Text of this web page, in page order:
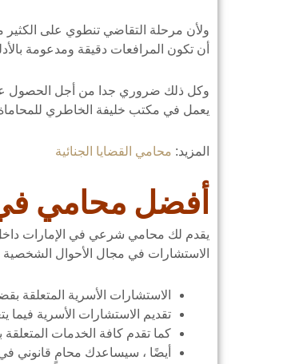
ولأن مرحلة التقاضي تنطوي على الكثير
أن تكون المرافعات دقيقة ومدعومة
وكل ذلك ضروري جدا من أجل الحصول
يعمل في مكتب خليفة الخاطري للمحاماة
المزيد: محامي القضايا الجنائية
أفضل محامي في
يقدم لك محامي شرعي في الإمارات داخل
الاستشارات في مجال الأحوال الشخصية
الاستشارات الأسرية المتعلقة
تقديم الاستشارات الأسرية فيما
كما تقدم كافة الخدمات المتعلقة
أيضًا ، سيساعدك محامٍ قانوني